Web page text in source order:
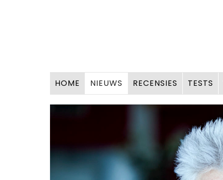
HOME NIEUWS RECENSIES TESTS